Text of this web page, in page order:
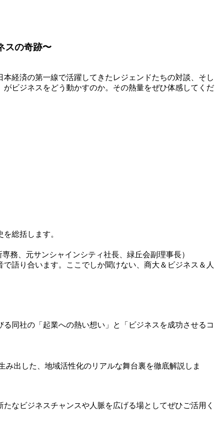
スの奇跡〜
経済の第一線で活躍してきたレジェンドたちの対談、そし
ビジネスをどう動かすのか。その熱量をぜひ体感してくだ
総括します。
務、元サンシャインシティ社長、緑丘会副理事長）
語り合います。ここでしか聞けない、商大＆ビジネス＆人
同社の「起業への熱い想い」と「ビジネスを成功させるコ
出した、地域活性化のリアルな舞台裏を徹底解説しま
なビジネスチャンスや人脈を広げる場としてぜひご活用く